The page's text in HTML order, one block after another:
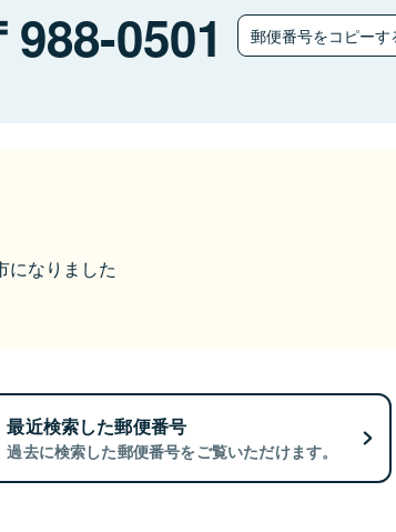
988-0501 郵便番号をコピーす
になりました
最近検索した郵便番号
過去に検索した郵便番号をご覧いただけます。